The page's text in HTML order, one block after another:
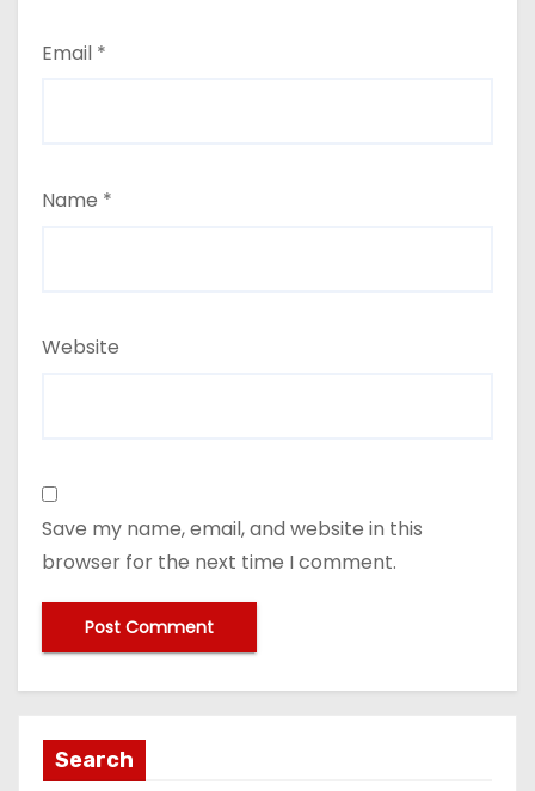
Email *
Name *
Website
Save my name, email, and website in this
browser for the next time I comment.
Search